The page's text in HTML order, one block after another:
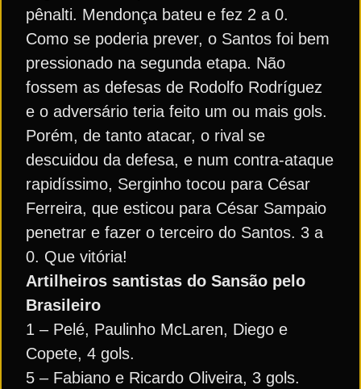
pênalti. Mendonça bateu e fez 2 a 0.
Como se poderia prever, o Santos foi bem
pressionado na segunda etapa. Não
fossem as defesas de Rodolfo Rodríguez
e o adversário teria feito um ou mais gols.
Porém, de tanto atacar, o rival se
descuidou da defesa, e num contra-ataque
rapidíssimo, Serginho tocou para César
Ferreira, que esticou para César Sampaio
penetrar e fazer o terceiro do Santos. 3 a
0. Que vitória!
Artilheiros santistas do Sansão pelo
Brasileiro
1 – Pelé, Paulinho McLaren, Diego e
Copete, 4 gols.
5 – Fabiano e Ricardo Oliveira, 3 gols.